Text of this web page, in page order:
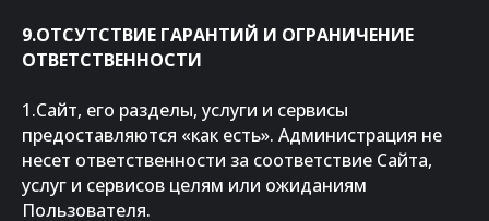
9.ОТСУТСТВИЕ ГАРАНТИЙ И ОГРАНИЧЕНИЕ
ОТВЕТСТВЕННОСТИ
1.Сайт, его разделы, услуги и сервисы
предоставляются «как есть». Администрация не
несет ответственности за соответствие Сайта,
услуг и сервисов целям или ожиданиям
Пользователя.